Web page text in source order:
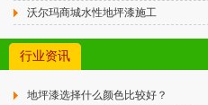
沃尔玛商城水性地坪漆施工
行业资讯
地坪漆选择什么颜色比较好？